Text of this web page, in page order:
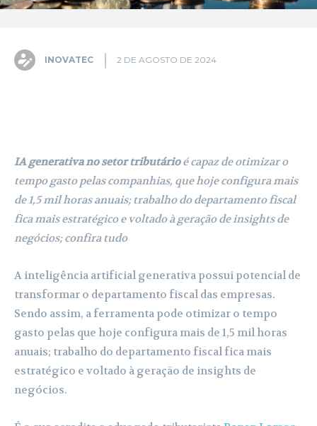
INOVATEC 2 DE AGOSTO DE 2024
IA generativa no setor tributárioé capaz de otimizar o
tempo gasto pelas companhias, que hoje configura mais
de 1,5 mil horas anuais; trabalho do departamento fiscal
fica mais estratégico e voltado à geração de insights de
negócios; confira tudo
A inteligência artificial generativa possui potencial de
transformar o departamento fiscal das empresas.
Sendo assim, a ferramenta pode otimizar o tempo
gasto pelas que hoje configura mais de 1,5 mil horas
anuais; trabalho do departamento fiscal fica mais
estratégico e voltado à geração de insights de
negócios.